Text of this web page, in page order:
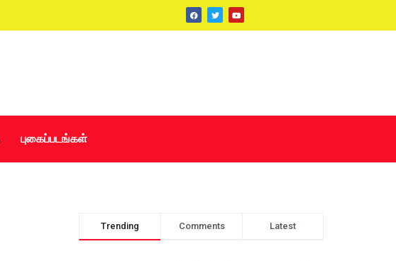
புகைப்படங்கள்
Trending Comments Latest